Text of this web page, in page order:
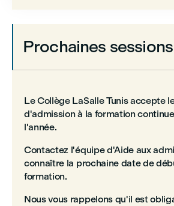
Prochaines sessions
Le Collège LaSalle Tunis accepte
d'admission à la formation
l'année.
Contactez l'équipe d'Aide aux
connaître la prochaine date de
formation.
Nous vous rappelons qu'il est